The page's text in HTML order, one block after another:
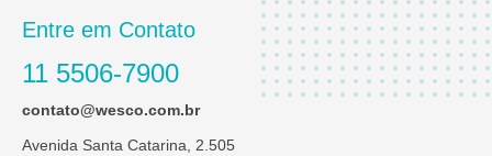
Entre em Contato
11 5506-7900
contato@wesco.com.br
Avenida Santa Catarina, 2.505